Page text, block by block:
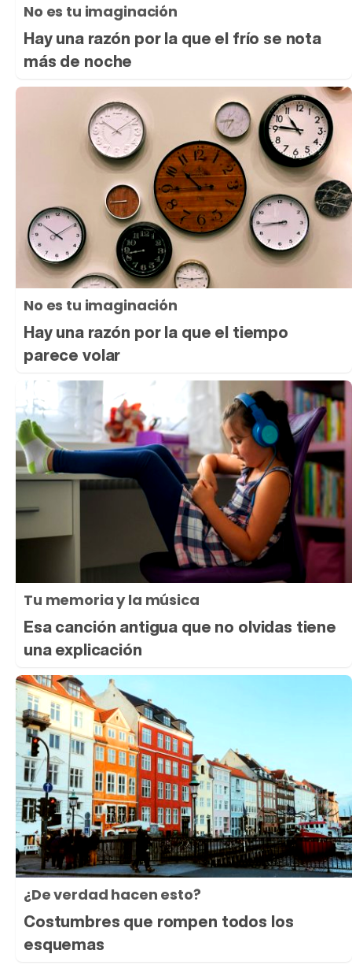
No es tu imaginación
Hay una razón por la que el frío se nota
más de noche
No es tu imaginación
Hay una razón por la que el tiempo
parece volar
Tu memoria y la música
Esa canción antigua que no olvidas tiene
una explicación
¿De verdad hacen esto?
Costumbres que rompen todos los
esquemas